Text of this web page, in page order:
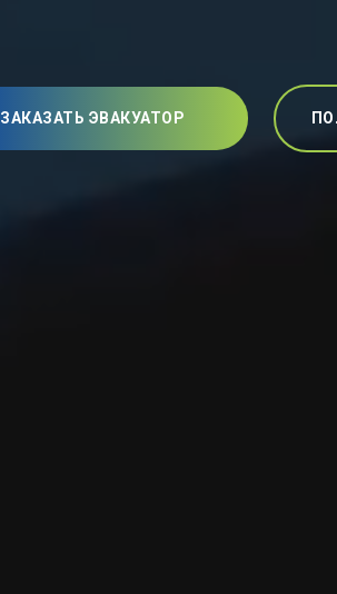
ЗАКАЗАТЬ ЭВАКУАТОР